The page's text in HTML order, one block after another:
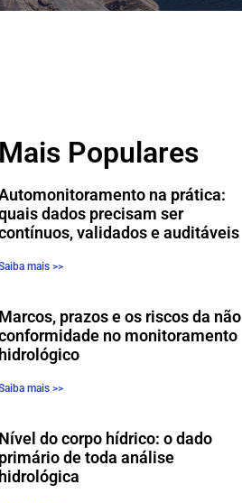
Mais Populares
na prática:
dados precisam ser
validados e auditáveis
mais >>
Marcos, prazos e os riscos da não
no monitoramento
hidrológico
mais >>
Nível do corpo hídrico: o dado
primário de toda análise
hidrológica